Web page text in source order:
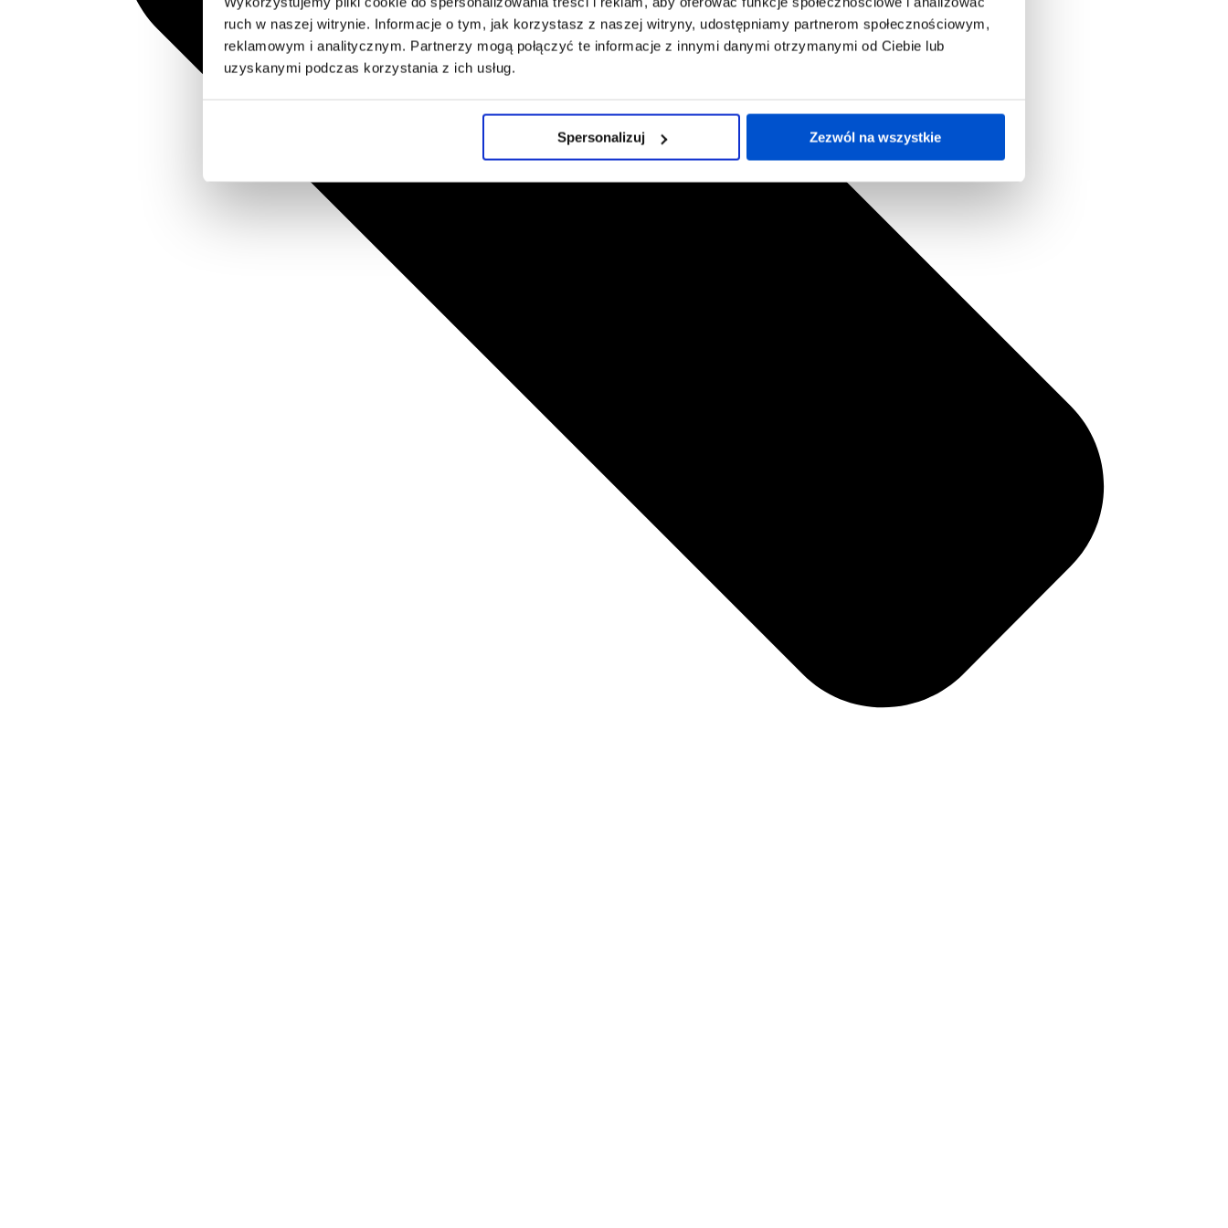
ruch w naszej witrynie. Informacje o tym, jak korzystasz z naszej witryny, udostępniamy partnerom społecznościowym,
reklamowym i analitycznym. Partnerzy mogą połączyć te informacje z innymi danymi otrzymanymi od Ciebie lub
uzyskanymi podczas korzystania z ich usług.
Spersonalizuj Zezwól na wszystkie